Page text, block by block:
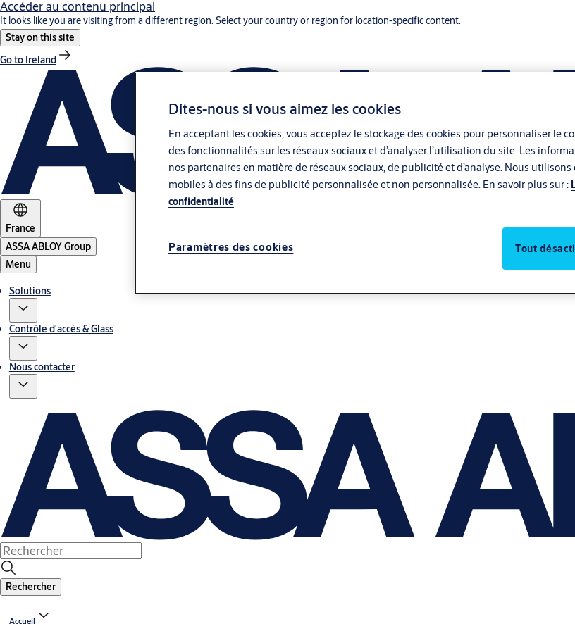
Accéder au contenu principal
It looks like you are visiting from a different region. Select your country or region for location-specific content.
Stay on this site
Go to Ireland
France
ASSA ABLOY Group
Menu
Solutions
Contrôle d'accès & Glass
Nous contacter
Rechercher
Accueil
Dites-nous si vous aimez les cookies
En acceptant les cookies, vous acceptez le stockage des cookies pour personnaliser le
des fonctionnalités sur les réseaux sociaux et d’analyser l’utilisation du site. Les
nos partenaires en matière de réseaux sociaux, de publicité et d’analyse. Nous
mobiles à des fins de publicité personnalisée et non personnalisée. En savoir plus sur :
confidentialité
Paramètres des cookies Tout